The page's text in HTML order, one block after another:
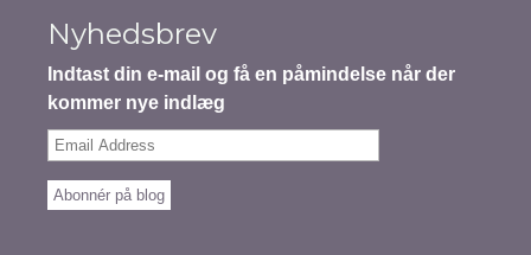
Nyhedsbrev
Indtast din e-mail og få en påmindelse når der
kommer nye indlæg
Email
Abonnér på blog